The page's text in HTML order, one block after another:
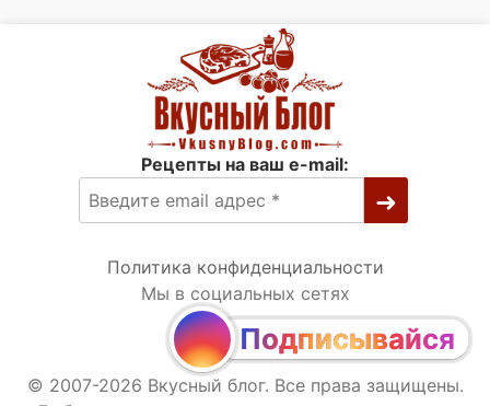
Рецепты на ваш e-mail:
Политика конфиденциальности
Мы в социальных сетях
Подписывайся
© 2007-2026 Вкусный блог. Все права защищены.